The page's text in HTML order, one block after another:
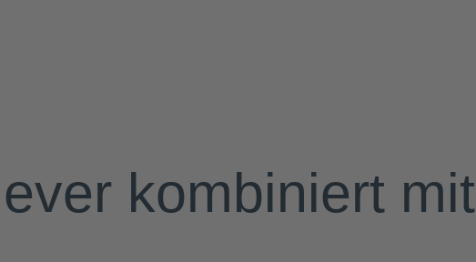
kombiniert mit